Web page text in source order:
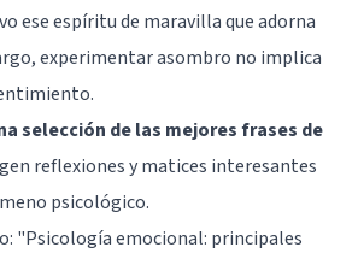
ese espíritu de maravilla que adorna
experimentar asombro no implica
selección de las mejores frases de
reflexiones y matices interesantes
psicológico.
"Psicología emocional: principales